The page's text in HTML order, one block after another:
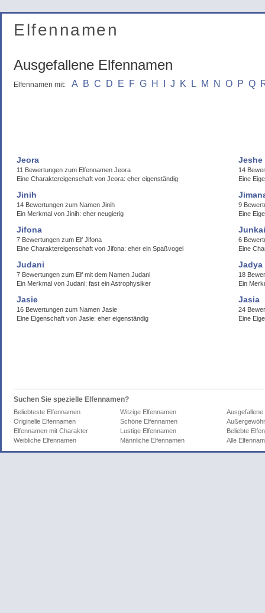
Elfennamen
Ausgefallene Elfennamen
Elfennamen mit: A B C D E F G H J K L M N O P Q
Jeora
11 Bewertungen zum Elfennamen Jeora
Eine Charaktereigenschaft von Jeora: eher eigenständig
Jeshe
14
Eine
Jinih
14 Bewertungen zum Namen Jinih
Ein Merkmal von Jinih: eher neugierig
9
Eine
Jifona
7 Bewertungen zum Elf Jifona
Eine Charaktereigenschaft von Jifona: eher ein Spaßvogel
Junkai
6
Eine
Judani
7 Bewertungen zum Elf mit dem Namen Judani
Ein Merkmal von Judani: fast ein Astrophysiker
Jadya
18
Ein
Jasie
16 Bewertungen zum Namen Jasie
Eine Eigenschaft von Jasie: eher eigenständig
Jasia
24
Eine
Suchen Sie spezielle Elfennamen?
Beliebteste Elfennamen Witzige Elfennamen
Ausgefallene
Originelle Elfennamen
Schöne Elfennamen
Elfennamen mit Charakter
Lustige Elfennamen
Beliebte
Weibliche Elfennamen
Männliche Elfennamen Alle